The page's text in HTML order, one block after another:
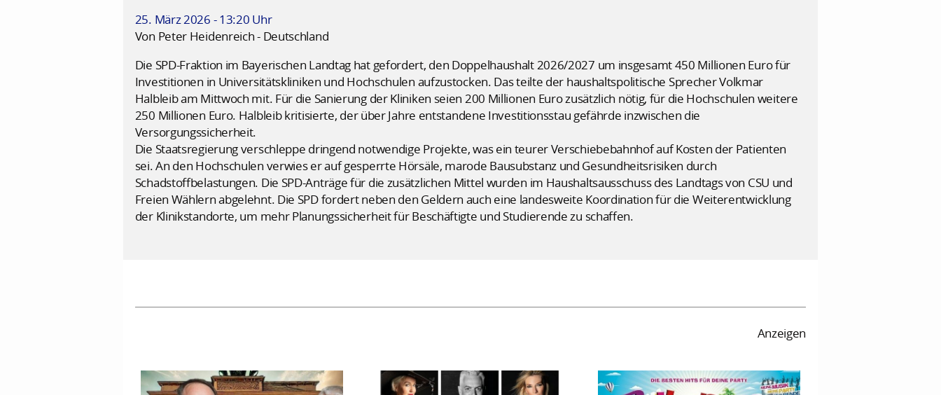
25. März 2026 - 13:20 Uhr
Von Peter Heidenreich - Deutschland
Die SPD-Fraktion im Bayerischen Landtag hat gefordert, den Doppelhaushalt 2026/2027 um insgesamt 450 Millionen Euro für
Investitionen in Universitätskliniken und Hochschulen aufzustocken. Das teilte der haushaltspolitische Sprecher Volkmar
Halbleib am Mittwoch mit. Für die Sanierung der Kliniken seien 200 Millionen Euro zusätzlich nötig, für die Hochschulen weitere
250 Millionen Euro. Halbleib kritisierte, der über Jahre entstandene Investitionsstau gefährde inzwischen die
Versorgungssicherheit.
Die Staatsregierung verschleppe dringend notwendige Projekte, was ein teurer Verschiebebahnhof auf Kosten der Patienten
sei. An den Hochschulen verwies er auf gesperrte Hörsäle, marode Bausubstanz und Gesundheitsrisiken durch
Schadstoffbelastungen. Die SPD-Anträge für die zusätzlichen Mittel wurden im Haushaltsausschuss des Landtags von CSU und
Freien Wählern abgelehnt. Die SPD fordert neben den Geldern auch eine landesweite Koordination für die Weiterentwicklung
der Klinikstandorte, um mehr Planungssicherheit für Beschäftigte und Studierende zu schaffen.
Anzeigen